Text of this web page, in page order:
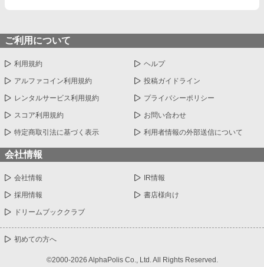
ご利用について
利用規約 ヘルプ
アルファコイン利用規約 投稿ガイドライン
レンタルサービス利用規約 プライバシーポリシー
スコア利用規約 お問い合わせ
特定商取引法に基づく表示 利用者情報の外部送信について
会社情報
会社情報 IR情報
採用情報 書店様向け
ドリームブッククラブ
初めての方へ
©2000-2026 AlphaPolis Co., Ltd. All Rights Reserved.